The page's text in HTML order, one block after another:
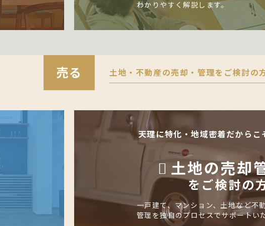
わかりやすく解説します。
売る 土地・不動産の売却・管理をご検討の
天理に特化・地域密着だからこ
土地の売却
をご検討の
一戸建て、マンション、土地など不
管理を独自のプロセスでサポートい